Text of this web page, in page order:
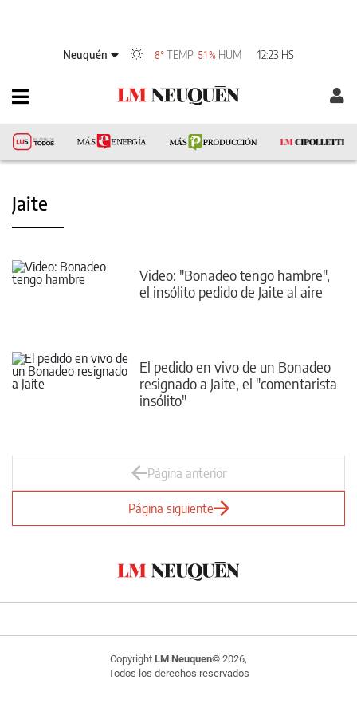
Neuquén 8°TEMP 51% HUM 12:23 HS
Jaite
Video: "Bonadeo tengo hambre",
el insólito pedido de Jaite al aire
El pedido en vivo de un Bonadeo
resignado a Jaite, el "comentarista
insólito"
Página anterior
Página siguiente
Copyright LM Neuquen© 2026,
Todos los derechos reservados